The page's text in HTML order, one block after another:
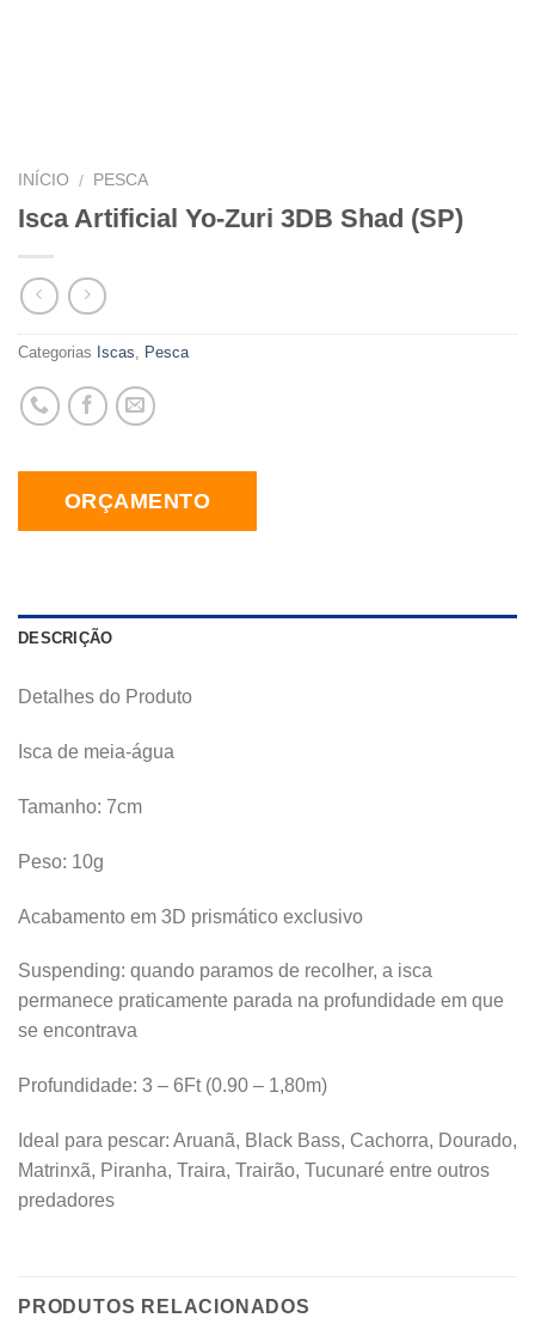
INÍCIO / PESCA
Isca Artificial Yo-Zuri 3DB Shad (SP)
Categorias Iscas, Pesca
ORÇAMENTO
DESCRIÇÃO
Detalhes do Produto
Isca de meia-água
Tamanho: 7cm
Peso: 10g
Acabamento em 3D prismático exclusivo
Suspending: quando paramos de recolher, a isca
permanece praticamente parada na profundidade em que
se encontrava
Profundidade: 3 – 6Ft (0.90 – 1,80m)
Ideal para pescar: Aruanã, Black Bass, Cachorra, Dourado,
Matrinxã, Piranha, Traira, Trairão, Tucunaré entre outros
predadores
PRODUTOS RELACIONADOS